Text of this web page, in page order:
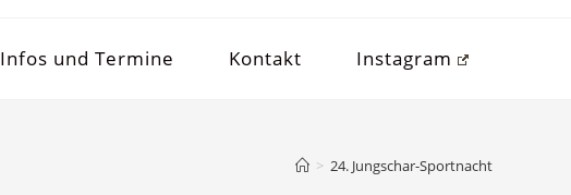
Infos und Termine Kontakt Instagram
> 24. Jungschar-Sportnacht